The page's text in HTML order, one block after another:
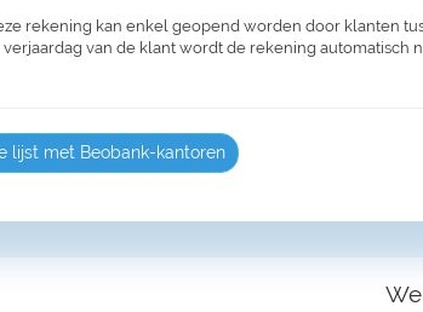
rekening kan enkel geopend worden door klanten
van de klant wordt de rekening automatisch
lijst met Beobank-kantoren